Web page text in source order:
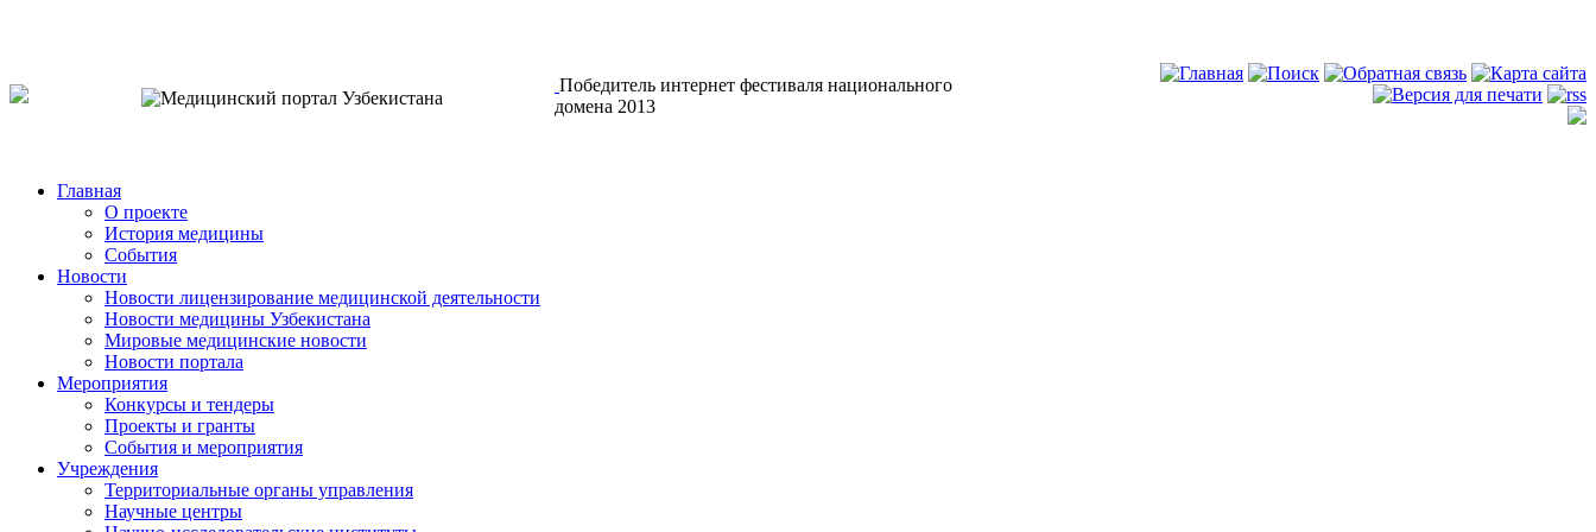
Победитель интернет фестиваля национального
домена 2013
Главная
О проекте
История медицины
События
Новости
Новости лицензирование медицинской деятельности
Новости медицины Узбекистана
Мировые медицинские новости
Новости портала
Мероприятия
Конкурсы и тендеры
Проекты и гранты
События и мероприятия
Учреждения
Территориальные органы управления
Научные центры